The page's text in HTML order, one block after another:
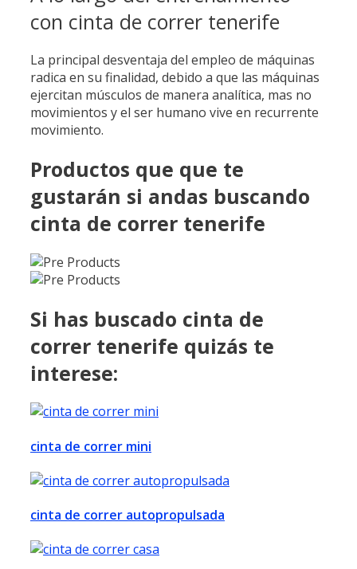
con cinta de correr tenerife
La principal desventaja del empleo de máquinas
radica en su finalidad, debido a que las máquinas
ejercitan músculos de manera analítica, mas no
movimientos y el ser humano vive en recurrente
movimiento.
Productos que que te
gustarán si andas buscando
cinta de correr tenerife
Si has buscado cinta de
correr tenerife quizás te
interese:
cinta de correr mini
cinta de correr autopropulsada